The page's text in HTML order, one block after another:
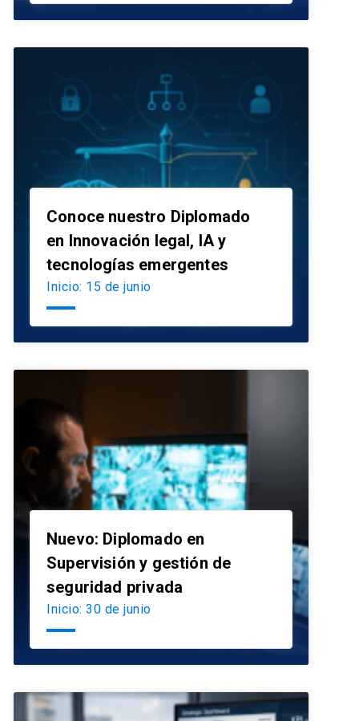
Conoce nuestro Diplomado
en Innovación legal, IA y
tecnologías emergentes
Inicio: 15 de junio
Nuevo: Diplomado en
Supervisión y gestión de
seguridad privada
Inicio: 30 de junio